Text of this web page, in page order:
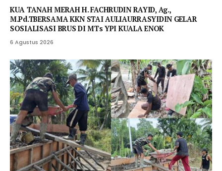
KUA TANAH MERAH H. FACHRUDIN RAYID, Ag.,
M.Pd.TBERSAMA KKN STAI AULIAURRASYIDIN GELAR
SOSIALISASI BRUS DI MTs YPI KUALA ENOK
6 Agustus 2026